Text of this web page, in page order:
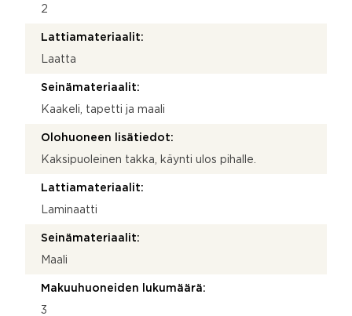
2
Lattiamateriaalit:
Laatta
Seinämateriaalit:
Kaakeli, tapetti ja maali
Olohuoneen lisätiedot:
Kaksipuoleinen takka, käynti ulos pihalle.
Lattiamateriaalit:
Laminaatti
Seinämateriaalit:
Maali
Makuuhuoneiden lukumäärä:
3